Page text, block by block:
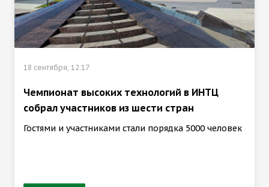
18 сентября, 12:17
Чемпионат высоких технологий в ИНТЦ
собрал участников из шести стран
Гостями и участниками стали порядка 5000 человек